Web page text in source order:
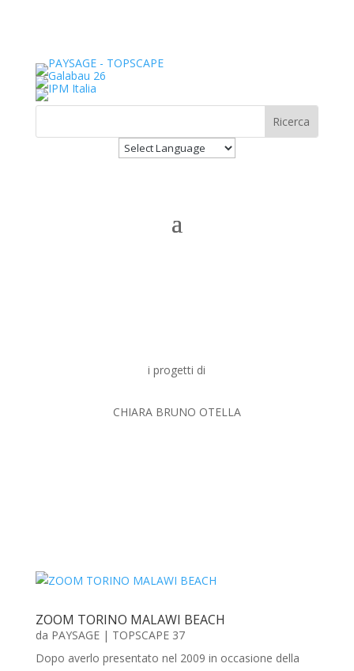
i progetti di
CHIARA BRUNO OTELLA
ZOOM TORINO MALAWI BEACH
da PAYSAGE| TOPSCAPE 37
Dopo averlo presentato nel 2009 in occasione della